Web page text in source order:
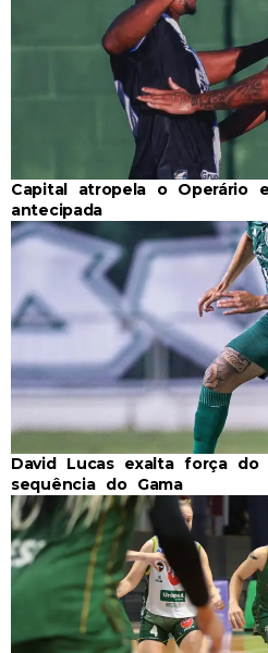
Capital atropela o Operário
antecipada
David Lucas exalta força
sequência do Gama